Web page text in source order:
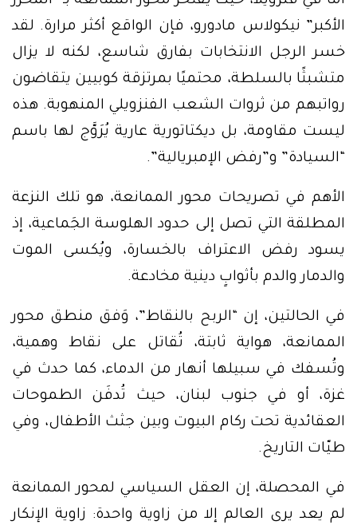
الأكبر” نيكولاس مادورو، فإن الواقع أكثر مرارة. لقد
خسر الرجل الانتخابات بفارق شاسع، لكنه لا يزال
متشبثًا بالسلطة، محتميًا بمرتزقة كوبيين يتقاضون
رواتبهم من ثروات الشعب الفنزويلي المنهوبة. هذه
ليست مقاومة، بل ديكتاتورية عارية يُرَوَّج لها باسم
“السيادة” و”رفض الإمبريالية”.
الأهم في تصريحات محور الممانعة، هو تلك النزعة
المطلقة التي تصل إلى حدود الهلوسة الجَماعية، إذ
يسود رفض الاعتراف بالخسارة، ويُكسى الموت
والدمار والدم بأثوابٍ دينية مخادعة.
في الحالتين، إن “الربح بالنقاط”، وَفق منطق محور
الممانعة، هواية ثابتة، تُقاتل على نقاط وهمية،
وتُسفك في سبيلها أنهار من الدماء، كما حدث في
غزة، أو في جنوب لبنان، حيث تُدفَن الطموحات
العقائدية تحت ركام البيوت وبين جثث الأطفال، وفي
طيّات التاريخ.
في المحصلة، إن العقل السياسي لمحور الممانعة
لم يعد يرى العالم إلا من زاوية واحدة: زاوية الإنكار